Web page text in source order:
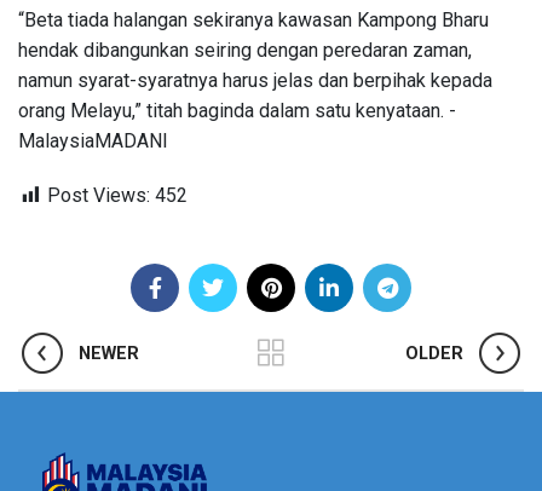
“Beta tiada halangan sekiranya kawasan Kampong Bharu
hendak dibangunkan seiring dengan peredaran zaman,
namun syarat-syaratnya harus jelas dan berpihak kepada
orang Melayu,” titah baginda dalam satu kenyataan. -
MalaysiaMADANI
Post Views: 452
NEWER OLDER